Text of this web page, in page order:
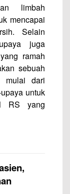
limbah
mencapai
Selain
juga
ramah
sebuah
mulai dari
untuk
RS yang